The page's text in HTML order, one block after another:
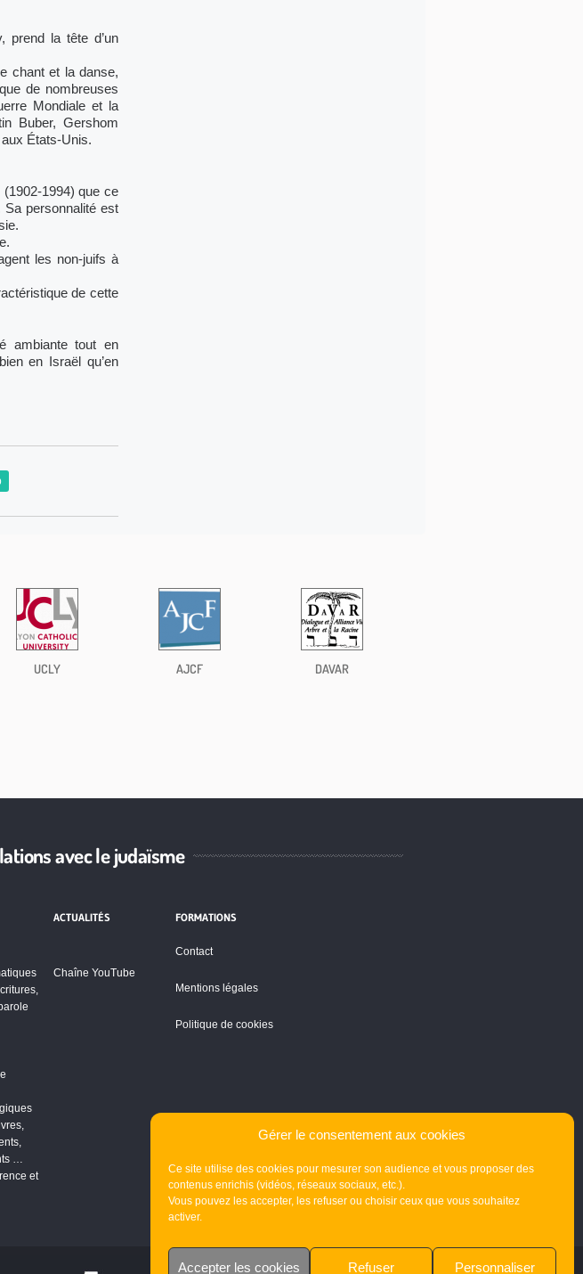
Gérer le consentement aux cookies
Ce site utilise des cookies pour mesurer son audience et vous proposer des
contenus enrichis (vidéos, réseaux sociaux, etc.).
Vous pouvez les accepter, les refuser ou choisir ceux que vous souhaitez
activer.
Accepter les cookies Refuser Personnaliser
prend la tête d’un
chant et la danse,
de nombreuses
Mondiale et la
Buber, Gershom
États-Unis.
1994) que ce
Sa personnalité est
les non-juifs à
de cette
ambiante tout en
en Israël qu’en
UCLY AJCF DAVAR
avec le judaïsme
…
et
ACTUALITÉS
Chaîne YouTube
FORMATIONS
Contact
Mentions légales
Politique de cookies